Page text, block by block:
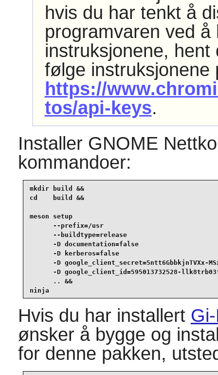
hvis du har tenkt å
programvaren ved å
instruksjonene,
følge instruksjonene
https://
tos/api-keys.
Installer GNOME
kommandoer:
mkdir build &&
cd    build &&
meson setup
--prefix=/usr
--buildtype=release
-D documentation=false
-D kerberos=false
-D google_client_secret=5ntt6GbbkjnTVXx-
-D google_client_id=595013732528-
      .. &&
ninja
Hvis du har installert
ønsker å bygge og
for denne pakken,